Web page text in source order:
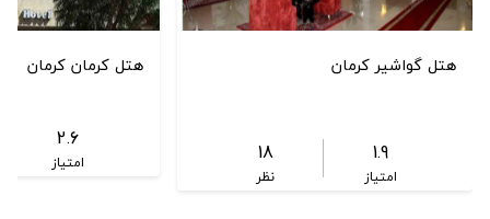
هتل گواشیر کرمان
1.9
امتیاز
18
نظر
هتل کرمان کرمان
2.6
امتیاز